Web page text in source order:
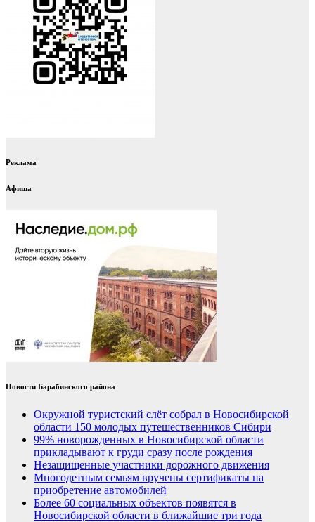
Реклама
Афиша
Новости Барабинского района
Окружной туристский слёт собрал в Новосибирской
области 150 молодых путешественников Сибири
99% новорожденных в Новосибирской области
прикладывают к груди сразу после рождения
Незащищенные участники дорожного движения
Многодетным семьям вручены сертификаты на
приобретение автомобилей
Более 60 социальных объектов появятся в
Новосибирской области в ближайшие три года